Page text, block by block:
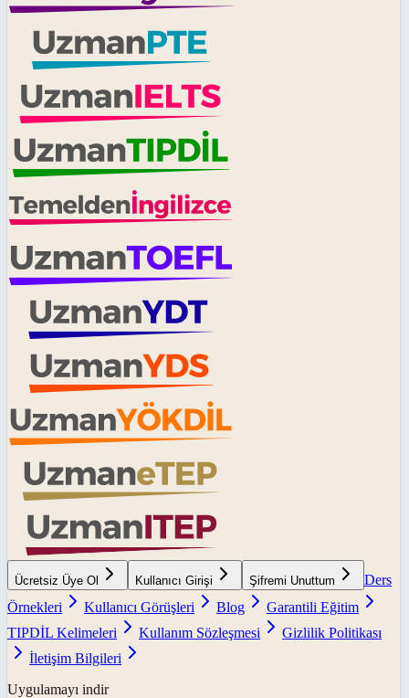
Ücretsiz Üye Ol Kullanıcı Girişi Şifremi Unuttum
Ders
Örnekleri
Kullanıcı Görüşleri Blog
Garantili Eğitim
TIPDİL Kelimeleri
Kullanım Sözleşmesi
Gizlilik Politikası
İletişim Bilgileri
Uygulamayı indir